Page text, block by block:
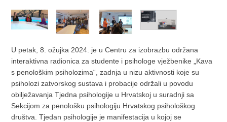
U petak, 8. ožujka 2024. je u Centru za izobrazbu održana
interaktivna radionica za studente i psihologe vježbenike „Kava
s penološkim psiholozima“, zadnja u nizu aktivnosti koje su
psiholozi zatvorskog sustava i probacije održali u povodu
obilježavanja Tjedna psihologije u Hrvatskoj u suradnji sa
Sekcijom za penološku psihologiju Hrvatskog psihološkog
društva. Tjedan psihologije je manifestacija u kojoj se